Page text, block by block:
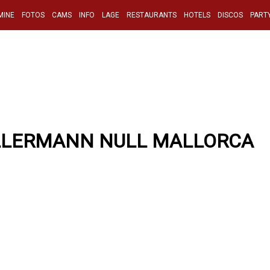
FOTOS CAMS INFO LAGE RESTAURANTS HOTELS DISCOS
NULL MALLORCA